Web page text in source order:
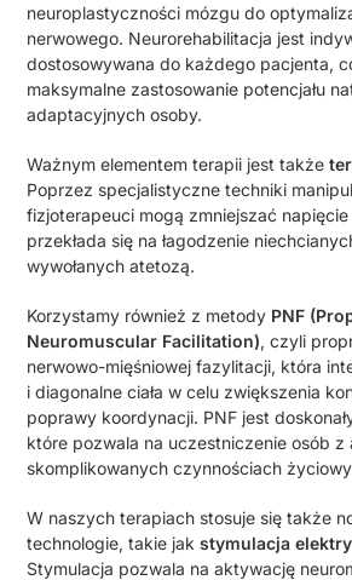
neuroplastyczności mózgu do
nerwowego. Neurorehabilitacja jest
dostosowywana do każdego pacjenta,
maksymalne zastosowanie potencjału
adaptacyjnych osoby.
Ważnym elementem terapii jest także
Poprzez specjalistyczne techniki
fizjoterapeuci mogą zmniejszać
przekłada się na łagodzenie
wywołanych atetozą.
Korzystamy również z metody PNF
Neuromuscular Facilitation), czyli
nerwowo-mięśniowej fazylitacji, która
i diagonalne ciała w celu zwiększenia
poprawy koordynacji. PNF jest
które pozwala na uczestniczenie osób
skomplikowanych czynnościach
W naszych terapiach stosuje się także
technologie, takie jakstymulacja
Stymulacja pozwala na aktywację